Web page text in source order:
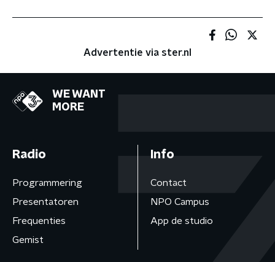
Advertentie via ster.nl
WE WANT
MORE
Radio
Programmering
Presentatoren
Frequenties
Gemist
Info
Contact
NPO Campus
App de studio